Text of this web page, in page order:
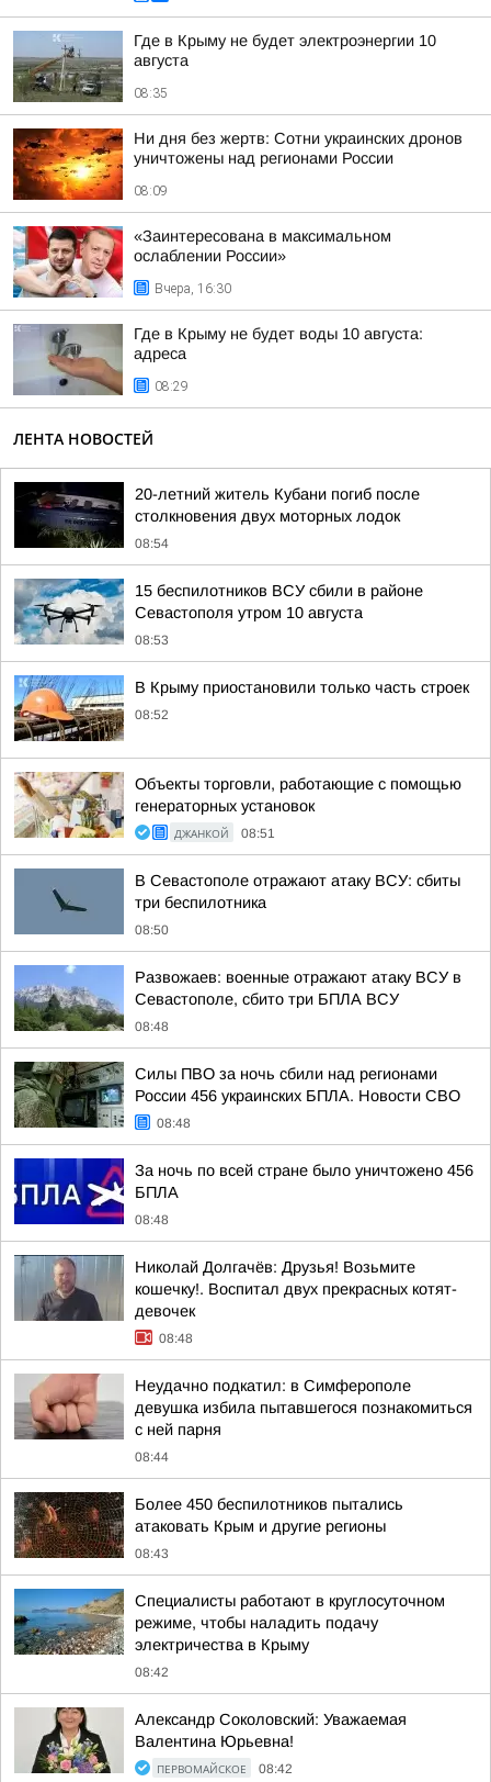
Где в Крыму не будет электроэнергии 10
августа
08:35
Ни дня без жертв: Сотни украинских дронов
уничтожены над регионами России
08:09
«Заинтересована в максимальном
ослаблении России»
Вчера, 16:30
Где в Крыму не будет воды 10 августа:
адреса
08:29
ЛЕНТА НОВОСТЕЙ
20-летний житель Кубани погиб после
столкновения двух моторных лодок
08:54
15 беспилотников ВСУ сбили в районе
Севастополя утром 10 августа
08:53
В Крыму приостановили только часть строек
08:52
Объекты торговли, работающие с помощью
генераторных установок
ДЖАНКОЙ 08:51
В Севастополе отражают атаку ВСУ: сбиты
три беспилотника
08:50
Развожаев: военные отражают атаку ВСУ в
Севастополе, сбито три БПЛА ВСУ
08:48
Силы ПВО за ночь сбили над регионами
России 456 украинских БПЛА. Новости СВО
08:48
За ночь по всей стране было уничтожено 456
БПЛА
08:48
Николай Долгачёв: Друзья! Возьмите
кошечку!. Воспитал двух прекрасных котят-
девочек
08:48
Неудачно подкатил: в Симферополе
девушка избила пытавшегося познакомиться
с ней парня
08:44
Более 450 беспилотников пытались
атаковать Крым и другие регионы
08:43
Специалисты работают в круглосуточном
режиме, чтобы наладить подачу
электричества в Крыму
08:42
Александр Соколовский: Уважаемая
Валентина Юрьевна!
ПЕРВОМАЙСКОЕ 08:42